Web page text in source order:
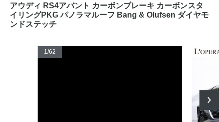
アウディ RS4アバント カーボンブレーキ カーボンスタ
イリングPKG パノラマルーフ Bang & Olufsen ダイヤモ
ンドステッチ
1/62